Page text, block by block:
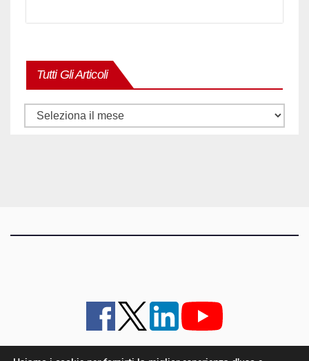
Tutti Gli Articoli
Tutti